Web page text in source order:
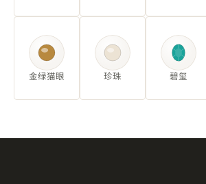
金绿猫眼 珍珠 碧玺